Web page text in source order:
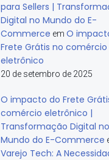
para Sellers |
Digital no Mundo do E-
Commerce em O
Frete Grátis no comércio
eletrônico
20 de setembro de 2025
O impacto do Frete
comércio eletrônico |
Transformação Digital no
Mundo do E-Commerce
Varejo Tech: A